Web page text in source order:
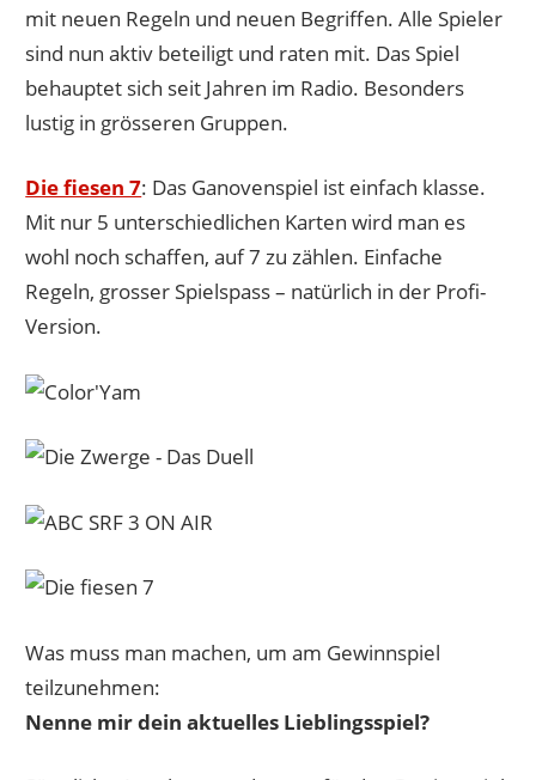
mit neuen Regeln und neuen Begriffen. Alle Spieler
sind nun aktiv beteiligt und raten mit. Das Spiel
behauptet sich seit Jahren im Radio. Besonders
lustig in grösseren Gruppen.
Die fiesen 7: Das Ganovenspiel ist einfach klasse.
Mit nur 5 unterschiedlichen Karten wird man es
wohl noch schaffen, auf 7 zu zählen. Einfache
Regeln, grosser Spielspass – natürlich in der Profi-
Version.
Was muss man machen, um am Gewinnspiel
teilzunehmen:
Nenne mir dein aktuelles Lieblingsspiel?